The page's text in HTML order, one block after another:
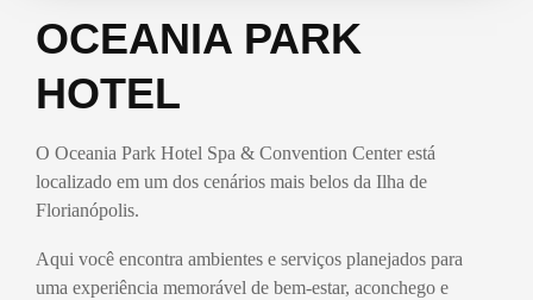
OCEANIA PARK
HOTEL​
O Oceania Park Hotel Spa & Convention Center está
localizado em um dos cenários mais belos da Ilha de
Florianópolis.
Aqui você encontra ambientes e serviços planejados para
uma experiência memorável de bem-estar, aconchego e